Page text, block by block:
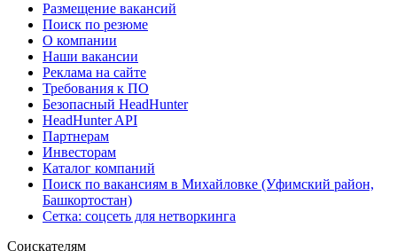
Размещение вакансий
Поиск по резюме
О компании
Наши вакансии
Реклама на сайте
Требования к ПО
Безопасный HeadHunter
HeadHunter API
Партнерам
Инвесторам
Каталог компаний
Поиск по вакансиям в Михайловке (Уфимский район,
Башкортостан)
Сетка: соцсеть для нетворкинга
Соискателям